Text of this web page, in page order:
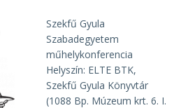
Szekfű Gyula
Szabadegyetem
műhelykonferencia
Helyszín: ELTE BTK,
Szekfű Gyula Könyvtár
(1088 Bp. Múzeum krt. 6. I.